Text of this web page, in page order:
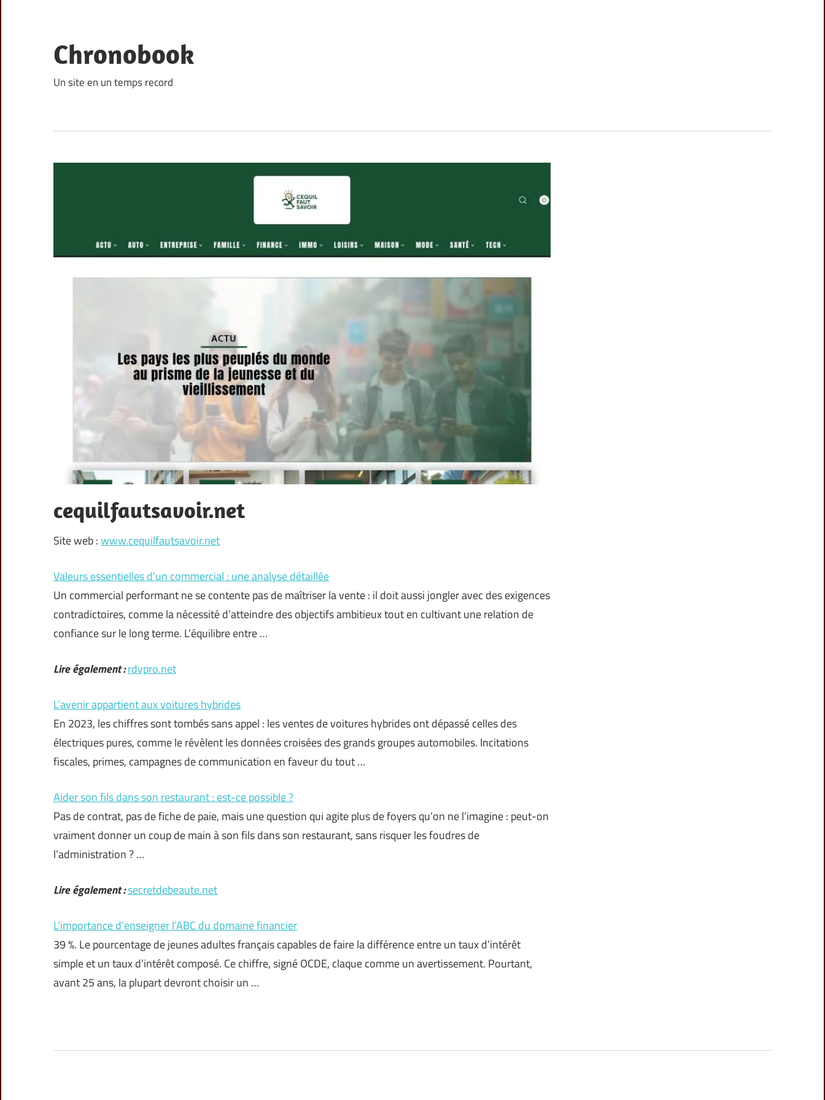
content
Chronobook
Un site en un temps record
cequilfautsavoir.net
Site web :www.cequilfautsavoir.net
Valeurs essentielles d’un commercial : une analyse détaillée
Un commercial performant ne se contente pas de maîtriser la vente : il doit aussi jongler avec des exigences
contradictoires, comme la nécessité d’atteindre des objectifs ambitieux tout en cultivant une relation de
confiance sur le long terme. L’équilibre entre …
Lire également :rdvpro.net
L’avenir appartient aux voitures hybrides
En 2023, les chiffres sont tombés sans appel : les ventes de voitures hybrides ont dépassé celles des
électriques pures, comme le révèlent les données croisées des grands groupes automobiles. Incitations
fiscales, primes, campagnes de communication en faveur du tout …
Aider son fils dans son restaurant : est-ce possible ?
Pas de contrat, pas de fiche de paie, mais une question qui agite plus de foyers qu’on ne l’imagine : peut-on
vraiment donner un coup de main à son fils dans son restaurant, sans risquer les foudres de
l’administration ? …
Lire également :secretdebeaute.net
L’importance d’enseigner l’ABC du domaine financier
39 %. Le pourcentage de jeunes adultes français capables de faire la différence entre un taux d’intérêt
simple et un taux d’intérêt composé. Ce chiffre, signé OCDE, claque comme un avertissement. Pourtant,
avant 25 ans, la plupart devront choisir un …